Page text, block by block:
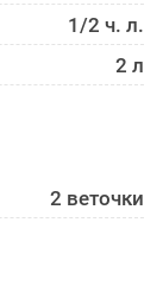
1/2 ч. л.
2 л
2 веточки